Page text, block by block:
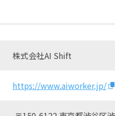
株式会社AI Shift
https://www.aiworker.jp/